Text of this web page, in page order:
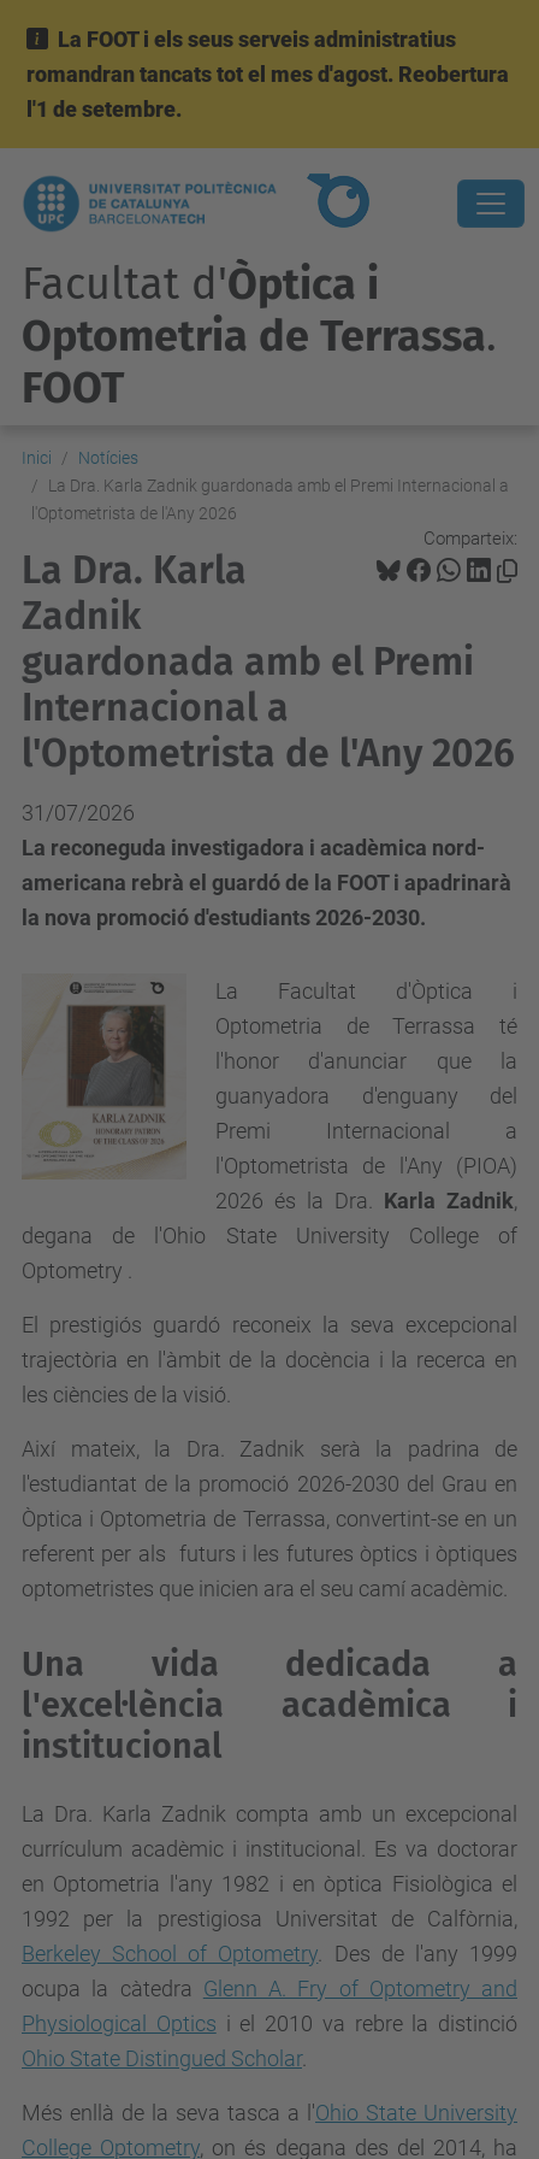
La FOOT i els seus serveis administratius
romandran tancats tot el mes d'agost. Reobertura
l'1 de setembre.
Facultat d'Òptica i
Optometria de Terrassa.
FOOT
Inici
Notícies
La Dra. Karla Zadnik guardonada amb el Premi Internacional a
l'Optometrista de l'Any 2026
Comparteix:
La Dra. Karla
Zadnik
guardonada amb el Premi
Internacional a
l'Optometrista de l'Any 2026
31/07/2026
La reconeguda investigadora i acadèmica nord-
americana rebrà el guardó de la FOOT i apadrinarà
la nova promoció d'estudiants 2026-2030.
La Facultat d'Òptica i
Optometria de Terrassa té
l'honor d'anunciar que la
guanyadora d'enguany del
Premi Internacional a
l'Optometrista de l'Any (PIOA)
2026 és la Dra. Karla Zadnik,
degana de l'Ohio State University College of
Optometry .
El prestigiós guardó reconeix la seva excepcional
trajectòria en l'àmbit de la docència i la recerca en
les ciències de la visió.
Així mateix, la Dra. Zadnik serà la padrina de
l'estudiantat de la promoció 2026-2030 del Grau en
Òptica i Optometria de Terrassa, convertint-se en un
referent per als futurs i les futures òptics i òptiques
optometristes que inicien ara el seu camí acadèmic.
Una vida dedicada a
l'excel·lència acadèmica i
institucional
La Dra. Karla Zadnik compta amb un excepcional
currículum acadèmic i institucional. Es va doctorar
en Optometria l'any 1982 i en òptica Fisiològica el
1992 per la prestigiosa Universitat de Calfòrnia,
Berkeley School of Optometry . Des de l'any 1999
ocupa la càtedra Glenn A. Fry of Optometry and
Physiological Optics i el 2010 va rebre la distinció
Ohio State Distingued Scholar.
Més enllà de la seva tasca a l'Ohio State University
College Optometry, on és degana des del 2014, ha